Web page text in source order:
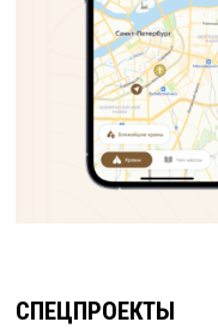
СПЕЦПРОЕКТЫ